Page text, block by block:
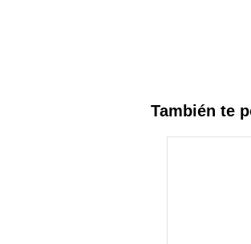
También te